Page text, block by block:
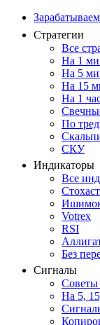
Стратегии
Все
На 1
На 5
На 15
На 1
По
СКУ
Индикаторы
Все
Votrex
RSI
Без
Сигналы
Советы
На 5,